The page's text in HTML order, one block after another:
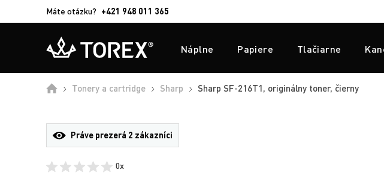
Máte otázku? +421 948 011 365
Náplne Papiere Tlačiarne
Tonery a cartridge Sharp Sharp SF-216T1, originálny toner, čierny
Práve prezerá 2 zákazníci
0x